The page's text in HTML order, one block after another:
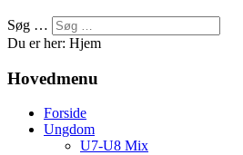
Søg …
Du er her: Hjem
Hovedmenu
Forside
Ungdom
U7-U8 Mix